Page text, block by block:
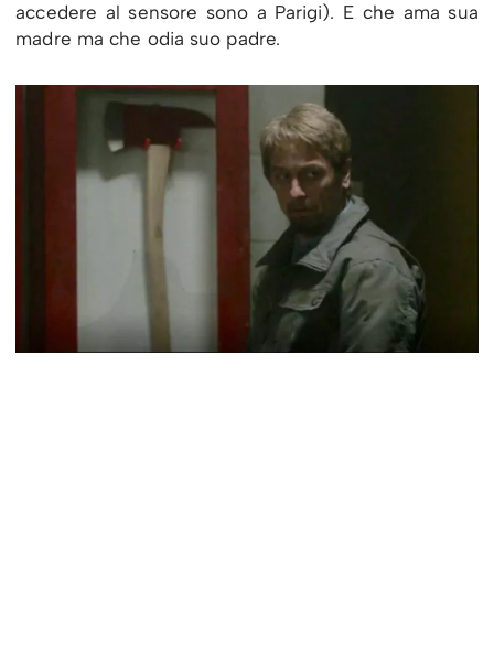
accedere al sensore sono a Parigi). E che ama sua
madre ma che odia suo padre.